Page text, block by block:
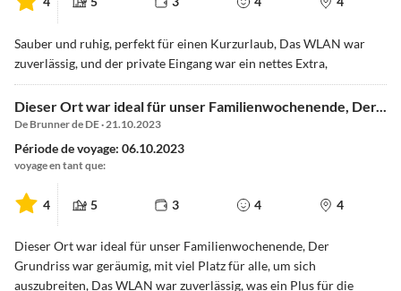
Sauber und ruhig, perfekt für einen Kurzurlaub, Das WLAN war
zuverlässig, und der private Eingang war ein nettes Extra,
Dieser Ort war ideal für unser Familienwochenende, Der...
De Brunner de DE · 21.10.2023
Période de voyage: 06.10.2023
voyage en tant que:
4 5 3 4 4
Dieser Ort war ideal für unser Familienwochenende, Der
Grundriss war geräumig, mit viel Platz für alle, um sich
auszubreiten, Das WLAN war zuverlässig, was ein Plus für die